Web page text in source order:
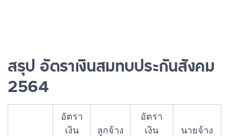
สรุป อัตราเงินสมทบประกันสังคม
2564
อัตรา
เงิน
ลูกจ้าง
อัตรา
เงิน
นายจ้าง